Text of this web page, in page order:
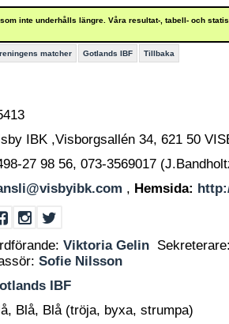
inte underhålls längre. Våra resultat-, tabell- och
matcher Gotlands IBF Tillbaka
IBK ,Visborgsallén 34, 621 50
27 98 56, 073-3569017
, Hemsida:
Viktoria Gelin
Sofie Nilsson
IBF
Blå, Blå (tröja, byxa, strumpa)